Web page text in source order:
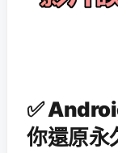
✅
你還原永